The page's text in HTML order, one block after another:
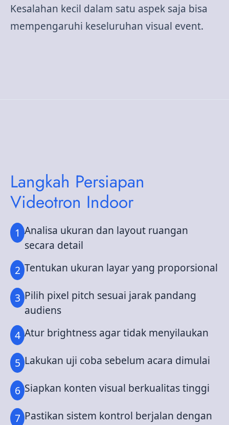
Kesalahan kecil dalam satu aspek saja bisa
mempengaruhi keseluruhan visual event.
Langkah Persiapan
Videotron Indoor
Analisa ukuran dan layout ruangan
secara detail
Tentukan ukuran layar yang proporsional
Pilih pixel pitch sesuai jarak pandang
audiens
Atur brightness agar tidak menyilaukan
Lakukan uji coba sebelum acara dimulai
Siapkan konten visual berkualitas tinggi
Pastikan sistem kontrol berjalan dengan